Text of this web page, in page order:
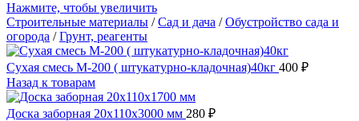
Нажмите, чтобы увеличить
Строительные материалы /Сад и дача /Обустройство сада и
огорода /Грунт, реагенты
Сухая смесь М-200 ( штукатурно-кладочная)40кг 400 ₽
Назад к товарам
Доска заборная 20х110х3000 мм 280 ₽